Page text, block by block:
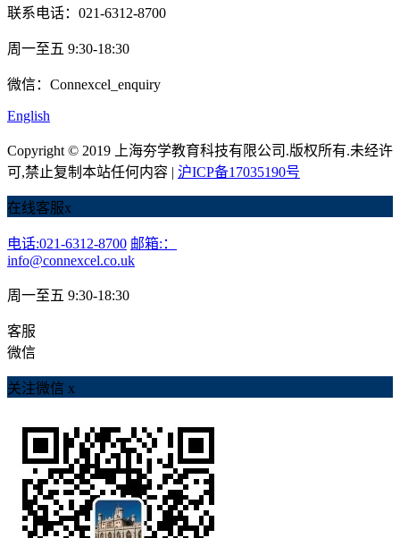
联系电话：021-6312-8700
周一至五 9:30-18:30
微信：Connexcel_enquiry
English
Copyright © 2019 上海夯学教育科技有限公司.版权所有.未经许
可,禁止复制本站任何内容 | 沪ICP备17035190号
在线客服x
电话:021-6312-8700 邮箱:：
info@connexcel.co.uk
周一至五 9:30-18:30
客服
微信
关注微信 x